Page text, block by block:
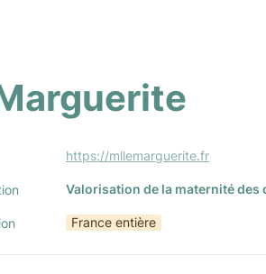
https://mllemarguerite.fr
Valorisation de la maternité des
France entière